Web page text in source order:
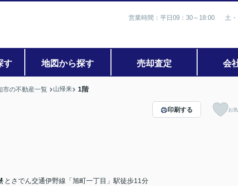
営業時間：平日09：30～18:00 土
す 地図から探す 売却査定 会
市の不動産一覧 山帰来 1階
とさでん交通伊野線「旭町一丁目」駅徒歩11分
印刷する お